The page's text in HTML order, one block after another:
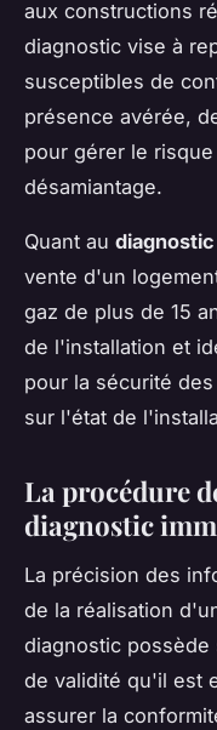
aux constructions
diagnostic vise à
susceptibles de
présence avérée,
pour gérer le
désamiantage.
Quant au
vente d'un
gaz de plus de 15
de l'installation et
pour la sécurité
sur l'état de
La procédure
diagnostic
La précision des
de la réalisation
diagnostic
de validité qu'il est
assurer la